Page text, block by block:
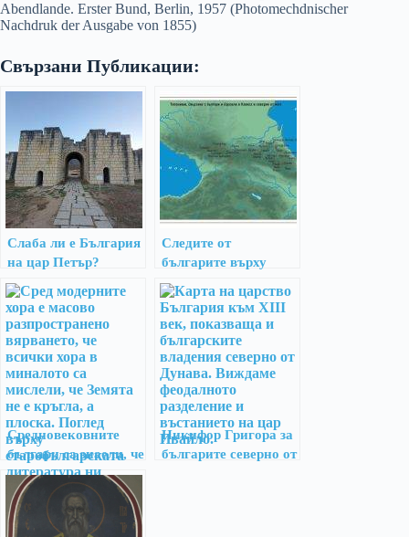
Abendlande. Erster Bund, Berlin, 1957 (Photomechdnischer
Nachdruk der Ausgabe von 1855)
Свързани Публикации:
Слаба ли е България
на цар Петър?
Следите от
българите върху
картата на Северен
Казказ
Средновековните
българи са знаели, че
Земята е кръгла
Никифор Григора за
българите северно от